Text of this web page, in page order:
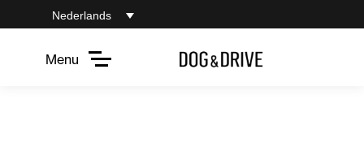
Nederlands
Menu